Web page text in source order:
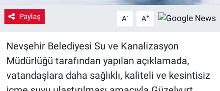
Paylaş A- A+
Nevşehir Belediyesi Su ve Kanalizasyon
Müdürlüğü tarafından yapılan açıklamada,
vatandaşlara daha sağlıklı, kaliteli ve kesintisiz